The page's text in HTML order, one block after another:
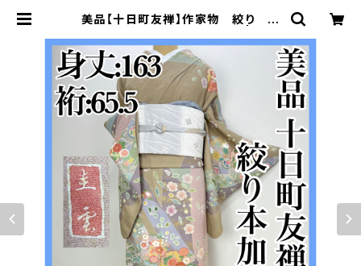
美品【十日町友禅】作家物 絞り 本
夢美月